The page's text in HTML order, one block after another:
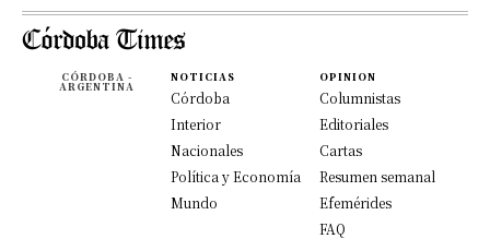
CÓRDOBA -
ARGENTINA
NOTICIAS
Córdoba
Interior
Nacionales
Política y Economía
Mundo
OPINION
Columnistas
Editoriales
Cartas
Resumen semanal
Efemérides
FAQ